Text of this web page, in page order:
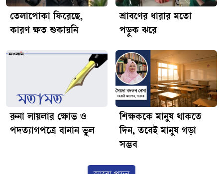
তেলাপোকা ফিরেছে,
কারণ ক্ষত শুকায়নি
শ্রাবণের ধারার মতো
পড়ুক ঝরে
রুনা লায়লার ক্ষোভ ও
পদত্যাগপত্রে বানান ভুল
শিক্ষককে মানুষ থাকতে
দিন, তবেই মানুষ গড়া
সম্ভব